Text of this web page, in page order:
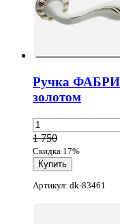
Ручка
золотом
1 750
Скидка 17%
Артикул: dk-83461